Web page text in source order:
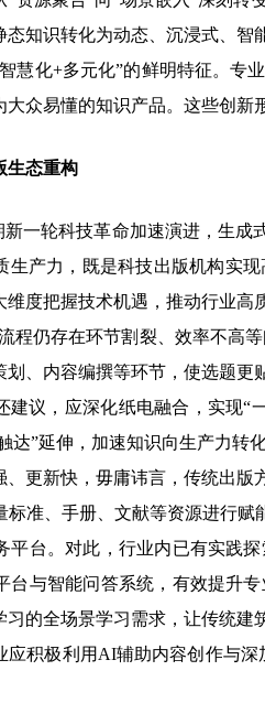
知识转化为动态、沉浸式、智
化+多元化”的鲜明特征。专业
众易懂的知识产品。这些创新
态重构
轮科技革命加速演进，生成
生产力，既是科技出版机构实
度把握技术机遇，推动行业高
仍存在环节割裂、效率不高等
划、内容编撰等环节，使选题
建议，应深化纸电融合，实现
达”延伸，加速知识向生产力转化
新快，毋庸讳言，传统出版
准、手册、文献等资源进行
平台。对此，行业内已有实践
台与智能问答系统，有效提升
的全场景学习需求，让传统建
极利用AI辅助内容创作与深